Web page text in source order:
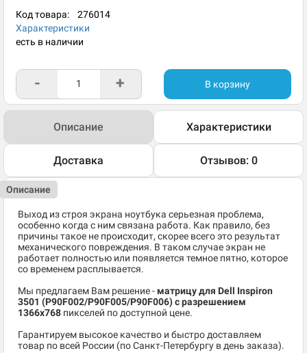
Код товара: 276014
Характеристики
есть в наличии
- + В корзину
Описание Характеристики
Доставка Отзывов: 0
Описание
Выход из строя экрана ноутбука серьезная проблема,
особенно когда с ним связана работа. Как правило, без
причины такое не происходит, скорее всего это результат
механического повреждения. В таком случае экран не
работает полностью или появляется темное пятно, которое
со временем расплывается.
Мы предлагаем Вам решение - матрицу для Dell Inspiron
3501 (P90F002/P90F005/P90F006)c разрешением
1366x768 пикселей по доступной цене.
Гарантируем высокое качество и быстро доставляем
товар по всей России (по Санкт-Петербургу в день заказа).